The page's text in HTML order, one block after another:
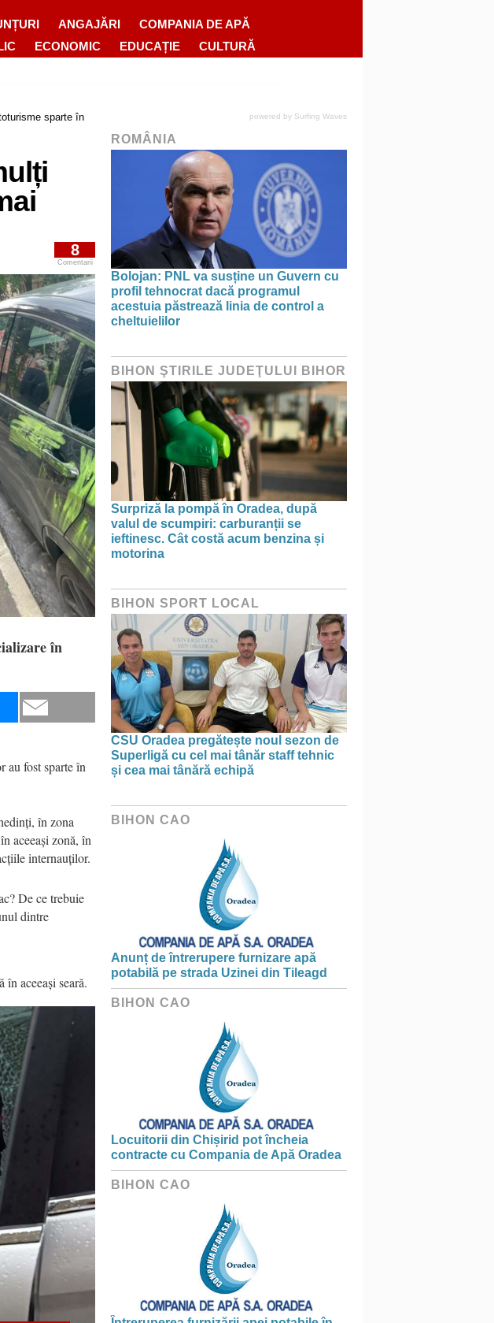
ANGAJĂRI
COMPANIA DE APĂ
ECONOMIC EDUCAȚIE CULTURĂ
sparte în
8
Comentarii
în
au fost sparte în
în zona
aceeași zonă, în
internauților.
De ce trebuie
dintre
aceeași seară.
powered by Surfing Waves
ROMÂNIA
Bolojan: PNL va susține un Guvern cu
profil tehnocrat dacă programul
acestuia păstrează linia de control a
cheltuielilor
BIHON ŞTIRILE JUDEŢULUI BIHOR
Surpriză la pompă în Oradea, după
valul de scumpiri: carburanții se
ieftinesc. Cât costă acum benzina și
motorina
BIHON SPORT LOCAL
CSU Oradea pregătește noul sezon de
Superligă cu cel mai tânăr staff tehnic
și cea mai tânără echipă
BIHON CAO
Anunț de întrerupere furnizare apă
potabilă pe strada Uzinei din Tileagd
BIHON CAO
Locuitorii din Chișirid pot încheia
contracte cu Compania de Apă Oradea
BIHON CAO